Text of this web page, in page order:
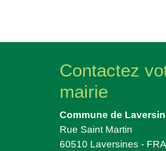
Contactez
mairie
Commune de
Rue Saint Martin
60510 Laversines -